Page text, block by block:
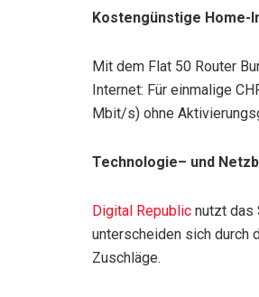
Kostengünstige Home-
Mit dem Flat 50 Router
Internet: Für einmalige
Mbit/s) ohne
Technologie– und
Digital Republic nutzt das
unterscheiden sich durch
Zuschläge.